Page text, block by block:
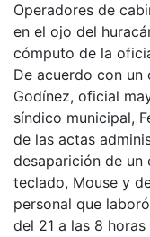
Operadores de
en el ojo del
cómputo de la
De acuerdo con
Godínez, oficial
síndico municipal,
de las actas
desaparición de un
teclado, Mouse y
personal que
del 21 a las 8